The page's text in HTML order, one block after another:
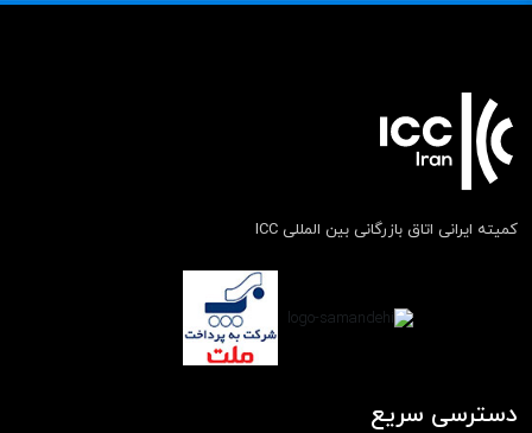
کمیته ایرانی اتاق بازرگانی بین المللی ICC
دسترسی سریع